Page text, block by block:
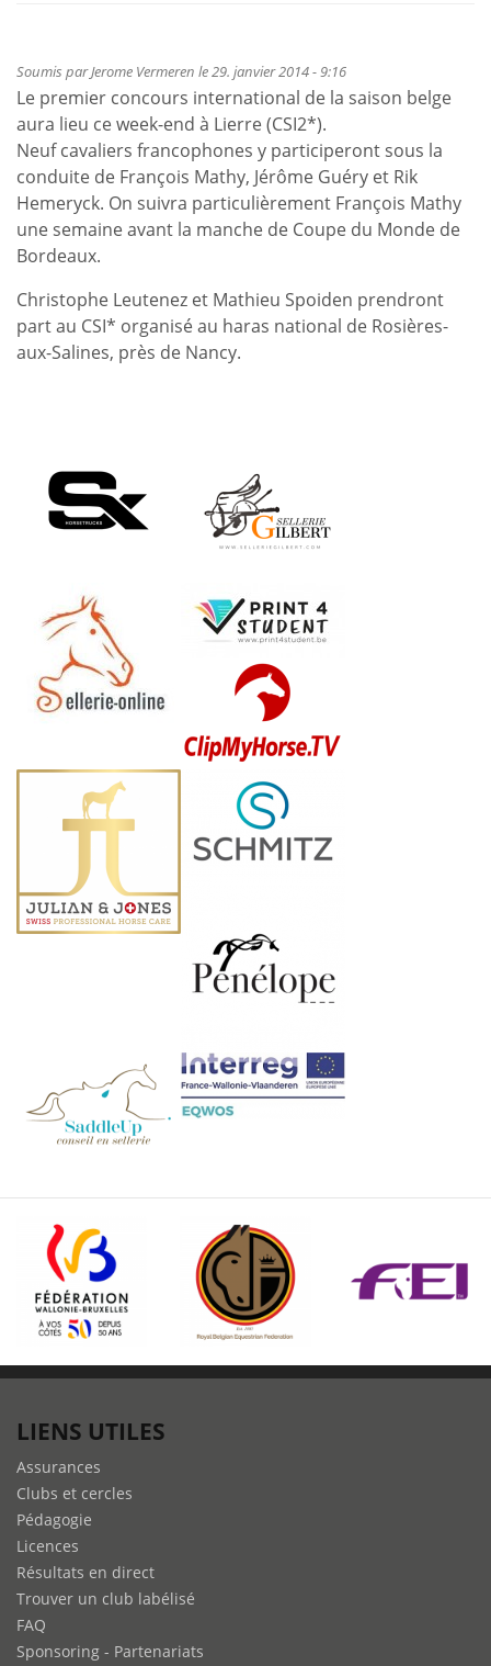
Soumis parJerome Vermeren le 29. janvier 2014 - 9:16
Le premier concours international de la saison belge
aura lieu ce week-end à Lierre (CSI2*).
Neuf cavaliers francophones y participeront sous la
conduite de François Mathy, Jérôme Guéry et Rik
Hemeryck. On suivra particulièrement François Mathy
une semaine avant la manche de Coupe du Monde de
Bordeaux.
Christophe Leutenez et Mathieu Spoiden prendront
part au CSI* organisé au haras national de Rosières-
aux-Salines, près de Nancy.
LIENS UTILES
Assurances
Clubs et cercles
Pédagogie
Licences
Résultats en direct
Trouver un club labélisé
FAQ
Sponsoring - Partenariats